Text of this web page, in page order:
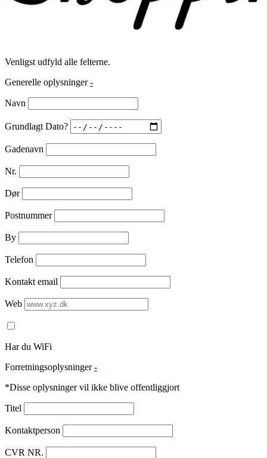
Venligst udfyld alle felterne.
Generelle oplysninger -
Navn
Grundlagt Dato?
Gadenavn
Nr.
Dør
Postnummer
By
Telefon
Kontakt email
Web
Har du WiFi
Forretningsoplysninger -
*Disse oplysninger vil ikke blive offentliggjort
Titel
Kontaktperson
CVR NR.